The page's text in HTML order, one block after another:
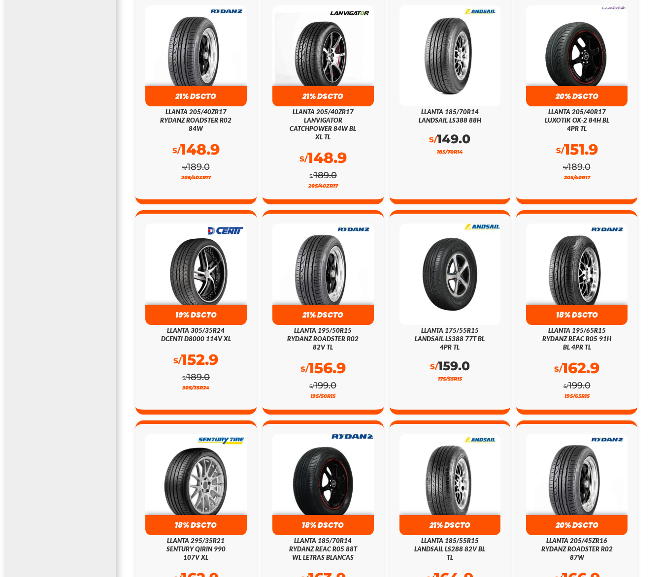
21% DSCTO
LLANTA 205/40ZR17
RYDANZ ROADSTER R02
84W
S/189.0
S/148.9
205/40ZR17
21% DSCTO
LLANTA 205/40ZR17
LANVIGATOR
CATCHPOWER 84W BL
XL TL
S/189.0
S/148.9
205/40ZR17
LLANTA 185/70R14
LANDSAIL LS388 88H
S/149.0
185/70R14
20% DSCTO
LLANTA 205/40R17
LUXOTIK OX-2 84H BL
4PR TL
S/189.0
S/151.9
205/40R17
19% DSCTO
LLANTA 305/35R24
DCENTI D8000 114V XL
S/189.0
S/152.9
305/35R24
21% DSCTO
LLANTA 195/50R15
RYDANZ ROADSTER R02
82V TL
S/199.0
S/156.9
195/50R15
LLANTA 175/55R15
LANDSAIL LS388 77T BL
4PR TL
S/159.0
175/55R15
18% DSCTO
LLANTA 195/65R15
RYDANZ REAC R05 91H
BL 4PR TL
S/199.0
S/162.9
195/65R15
18% DSCTO
LLANTA 295/35R21
SENTURY QIRIN 990
107V XL
18% DSCTO
LLANTA 185/70R14
RYDANZ REAC R05 88T
WL LETRAS BLANCAS
21% DSCTO
LLANTA 185/55R15
LANDSAIL LS288 82V BL
TL
20% DSCTO
LLANTA 205/45ZR16
RYDANZ ROADSTER R02
87W